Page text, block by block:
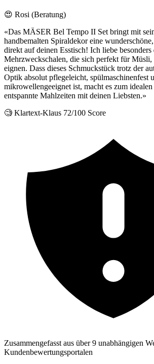
😍 Rosi (Beratung)
«Das MÄSER Bel Tempo II Set bringt mit
handbemalten Spiraldekor eine
direkt auf deinen Esstisch! Ich liebe
Mehrzweckschalen, die sich perfekt für Müsli,
eignen. Dass dieses Schmuckstück trotz der
Optik absolut pflegeleicht, spülmaschinenfest
mikrowellengeeignet ist, macht es zum
entspannte Mahlzeiten mit deinen Liebsten.»
🧐 Klartext-Klaus 72/100 Score
Zusammengefasst aus über 9 unabhängigen
Kundenbewertungsportalen